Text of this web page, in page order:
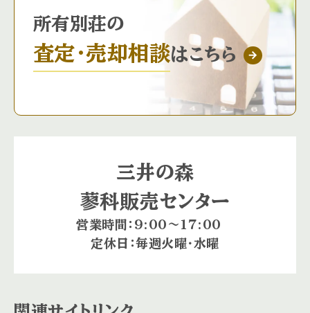
所有別荘の
査定・売却相談はこちら
三井の森
蓼科販売センター
営業時間：9:00〜17:00
定休日：毎週火曜・水曜